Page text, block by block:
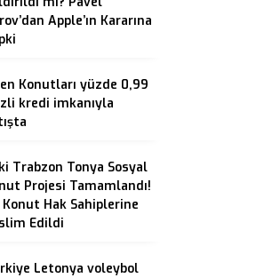
Apple’ın Kararına
Konutları yüzde 0,99
kredi imkanıyla
Trabzon Tonya Sosyal
Projesi Tamamlandı!
Hak Sahiplerine
Edildi
Letonya voleybol